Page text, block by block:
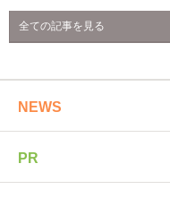
全ての記事を見る
NEWS
PR